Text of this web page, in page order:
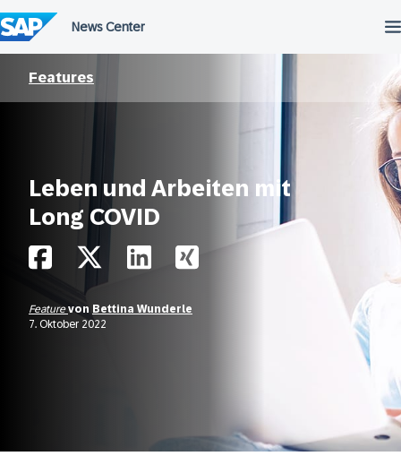
Features
Leben und Arbeiten mit
Long COVID
Featurevon Bettina Wunderle
7. Oktober 2022